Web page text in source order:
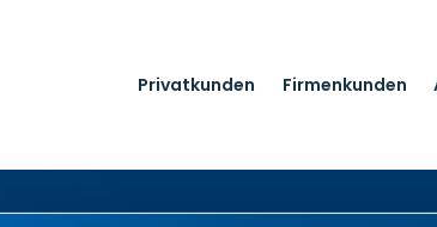
Privatkunden Firmenkunden